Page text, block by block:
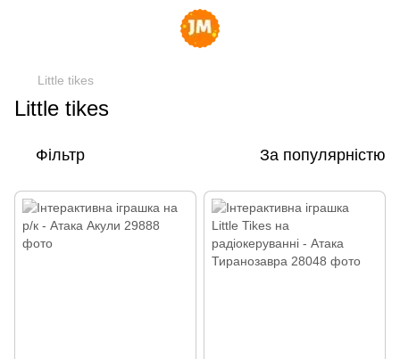
Little tikes
Little tikes
Фільтр За популярністю